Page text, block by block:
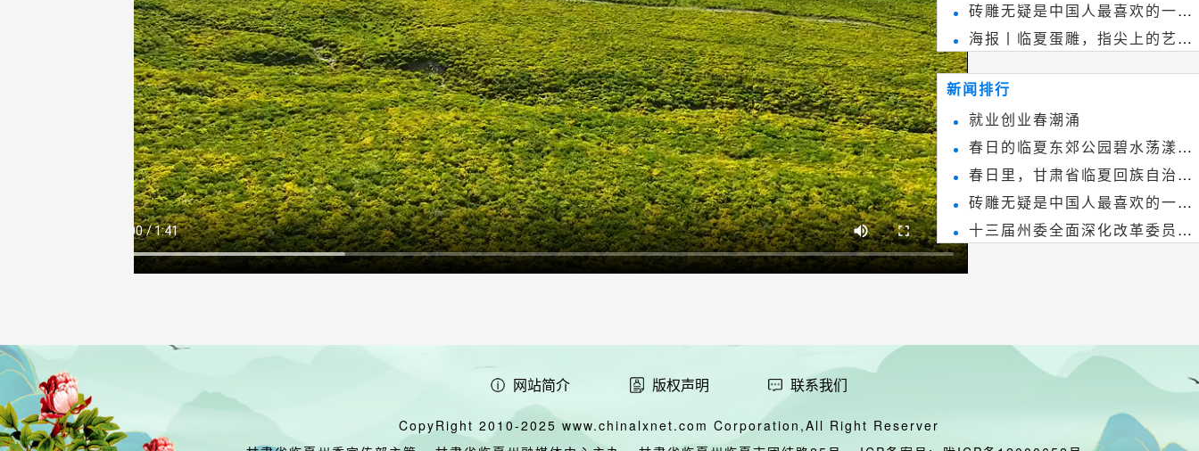
春花烂漫
砖雕无疑是中国人最喜欢的一种
雕刻艺术，它不仅是民间实用美术
和建筑装饰艺术的有机结合，更成
为中国建筑史上彰品东方美不可磨
灭的一笔。一方青砖里不仅藏着广
海报丨临夏蛋雕，指尖上的艺术
~
新闻排行
就业创业春潮涌
春日的临夏东郊公园碧水荡漾、
春花烂漫
春日里，甘肃省临夏回族自治州
境内的刘家峡大桥，壮观美丽!
砖雕无疑是中国人最喜欢的一种
雕刻艺术，它不仅是民间实用美术
和建筑装饰艺术的有机结合，更成
阔乾坤，还留存着中国千年古韵。
十三届州委全面深化改革委员会
第八次会议召开
网站简介 版权声明 联系我们
CopyRight 2010-2025 www.chinalxnet.com Corporation,All Right Reserver